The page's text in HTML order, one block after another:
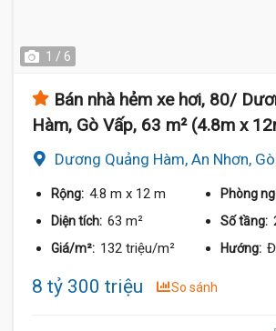
1 / 6
Bán nhà hẻm xe hơi, 80/
Hàm, Gò Vấp, 63 m² (4.8m x
Dương Quảng Hàm, An Nhơn,
Rộng: 4.8 m x 12 m Phòng
Diện tích: 63 m² Số tầng:
Giá/m²: 132 triệu/m² Hướng:
8 tỷ 300 triệu So sánh